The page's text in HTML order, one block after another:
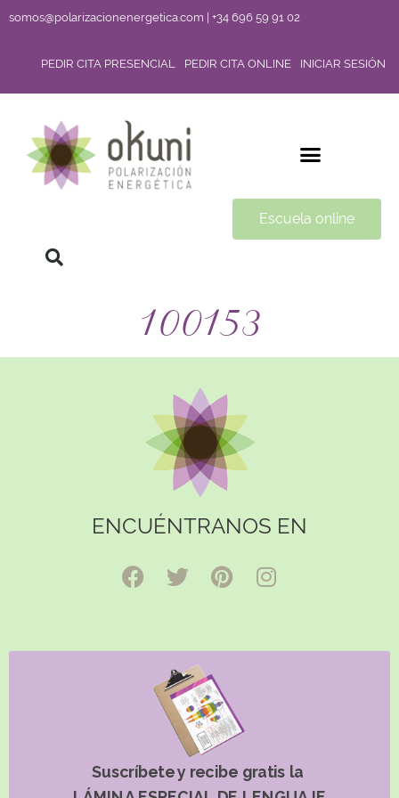
somos@polarizacionenergetica.com | +34 696 59 91 02
PEDIR CITA PRESENCIAL PEDIR CITA ONLINE INICIAR SESIÓN
Escuela online
100153
ENCUÉNTRANOS EN
Suscríbete y recibe gratis la